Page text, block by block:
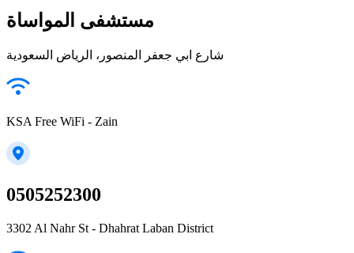
مستشفى المواساة
شارع ابي جعفر المنصور، الرياض السعودية
KSA Free WiFi - Zain
0505252300
3302 Al Nahr St - Dhahrat Laban District